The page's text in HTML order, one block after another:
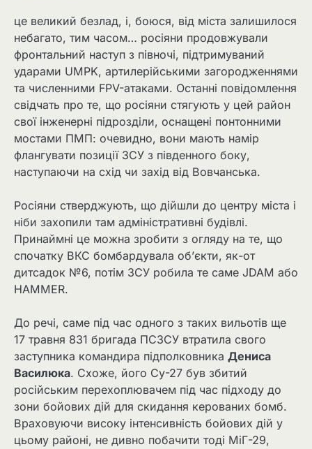
це великий безлад, і, боюся, від міста залишилося
небагато, тим часом… росіяни продовжували
фронтальний наступ з півночі, підтримуваний
ударами UMPK, артилерійськими загородженнями
та численними FPV-атаками. Останні повідомлення
свідчать про те, що росіяни стягують у цей район
свої інженерні підрозділи, оснащені понтонними
мостами ПМП: очевидно, вони мають намір
флангувати позиції ЗСУ з південного боку,
наступаючи на схід чи захід від Вовчанська.
Росіяни стверджують, що дійшли до центру міста і
ніби захопили там адміністративні будівлі.
Принаймні це можна зробити з огляду на те, що
спочатку ВКС бомбардувала об’єкти, як-от
дитсадок №6, потім ЗСУ робила те саме JDAM або
HAMMER.
До речі, саме під час одного з таких вильотів ще
17 травня 831 бригада ПСЗСУ втратила свого
заступника командира підполковника Дениса
Василюка. Схоже, його Су-27 був збитий
російським перехоплювачем під час підходу до
зони бойових дій для скидання керованих бомб.
Враховуючи високу інтенсивність бойових дій у
цьому районі, не дивно побачити тоді МіГ-29,